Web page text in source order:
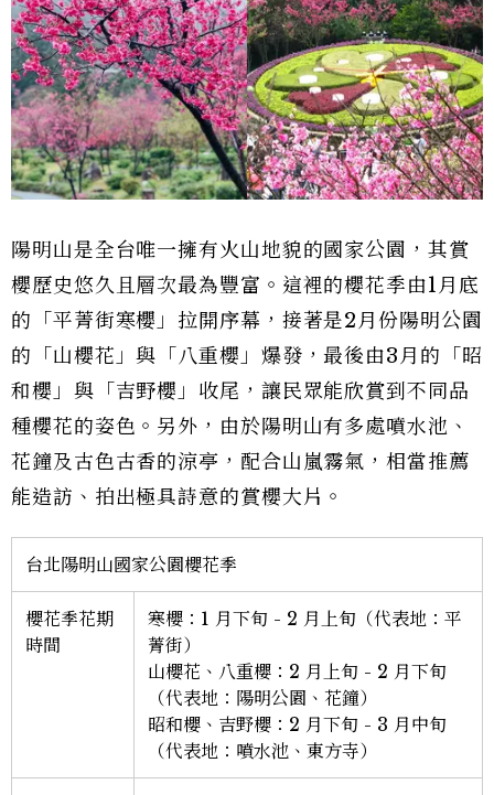
陽明山是全台唯一擁有火山地貌的國家公園，其賞
櫻歷史悠久且層次最為豐富。這裡的櫻花季由1月底
的「平菁街寒櫻」拉開序幕，接著是2月份陽明公園
的「山櫻花」與「八重櫻」爆發，最後由3月的「昭
和櫻」與「吉野櫻」收尾，讓民眾能欣賞到不同品
種櫻花的姿色。另外，由於陽明山有多處噴水池、
花鐘及古色古香的涼亭，配合山嵐霧氣，相當推薦
能造訪、拍出極具詩意的賞櫻大片。
台北陽明山國家公園櫻花季
櫻花季花期
時間
寒櫻：1 月下旬 - 2 月上旬（代表地：平
菁街）
山櫻花、八重櫻：2 月上旬 - 2 月下旬
（代表地：陽明公園、花鐘）
昭和櫻、吉野櫻：2 月下旬 - 3 月中旬
（代表地：噴水池、東方寺）